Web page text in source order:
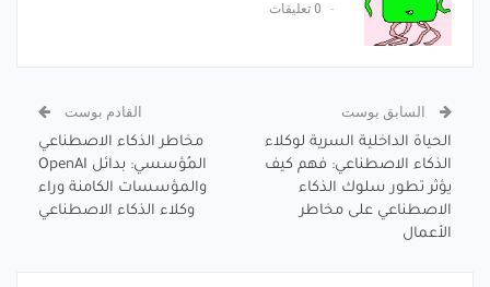
0 تعليقات
السابق بوست
الحياة الداخلية السرية لوكلاء
الذكاء الاصطناعي: فهم كيف
يؤثر تطور سلوك الذكاء
الاصطناعي على مخاطر
الأعمال
القادم بوست
مخاطر الذكاء الاصطناعي
المُؤسسي: بدائل OpenAI
والمؤسسات الكامنة وراء
وكلاء الذكاء الاصطناعي